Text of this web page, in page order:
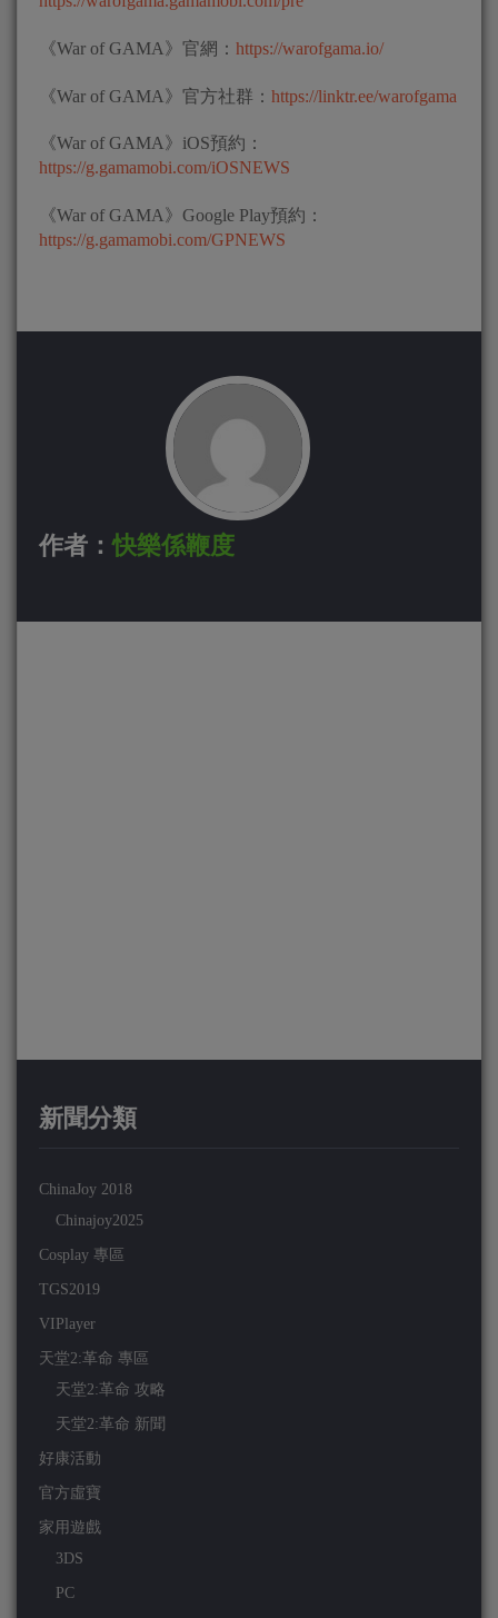
《War of GAMA》官網： https://warofgama.io/
《War of GAMA》官方社群： https://linktr.ee/warofgama
《War of GAMA》iOS預約：
https://g.gamamobi.com/iOSNEWS
《War of GAMA》Google Play預約：
https://g.gamamobi.com/GPNEWS
作者：快樂係鞭度
新聞分類
ChinaJoy 2018
Chinajoy2025
Cosplay 專區
TGS2019
VIPlayer
天堂2:革命 專區
天堂2:革命 攻略
天堂2:革命 新聞
好康活動
官方虛寶
家用遊戲
3DS
PC